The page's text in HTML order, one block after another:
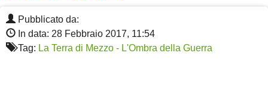
Pubblicato da:
In data: 28 Febbraio 2017, 11:54
Tag: La Terra di Mezzo - L'Ombra della Guerra